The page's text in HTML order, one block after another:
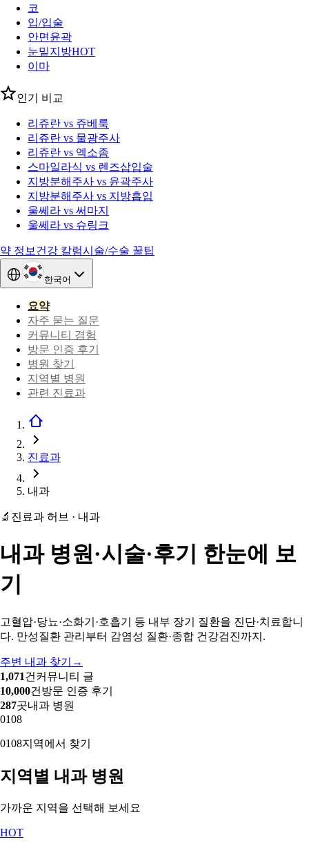
코
입/입술
안면윤곽
눈밑지방HOT
이마
인기 비교
리쥬란 vs 쥬베룩
리쥬란 vs 물광주사
리쥬란 vs 엑소좀
스마일라식 vs 렌즈삽입술
지방분해주사 vs 윤곽주사
지방분해주사 vs 지방흡입
울쎄라 vs 써마지
울쎄라 vs 슈링크
약 정보 건강 칼럼시술/수술 꿀팁
한국어
요약
자주 묻는 질문
커뮤니티 경험
방문 인증 후기
병원 찾기
지역별 병원
관련 진료과
진료과
내과
🔬 진료과 허브 · 내과
내과 병원·시술·후기 한눈에 보
기
고혈압·당뇨·소화기·호흡기 등 내부 장기 질환을 진단·치료합니
다. 만성질환 관리부터 감염성 질환·종합 건강검진까지.
주변 내과 찾기 →
1,071건 커뮤니티 글
10,000건 방문 인증 후기
287곳내과 병원
0108
0108지역에서 찾기
지역별 내과 병원
가까운 지역을 선택해 보세요
HOT